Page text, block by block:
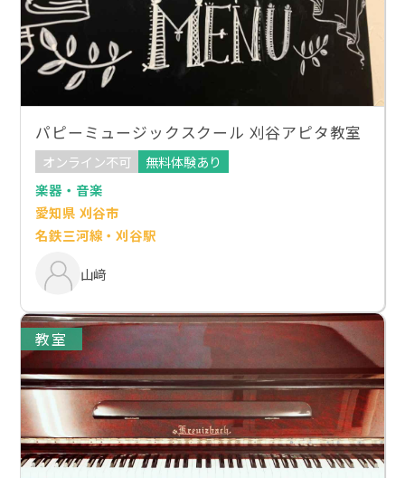
パピーミュージックスクール 刈谷アピタ教室
オンライン不可
無料体験あり
楽器・音楽
愛知県 刈谷市
名鉄三河線・刈谷駅
山﨑
教室